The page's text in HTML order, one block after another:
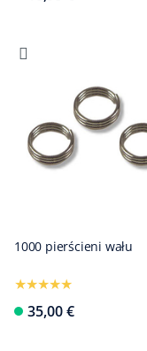
1000 pierścieni wału
35,00 €